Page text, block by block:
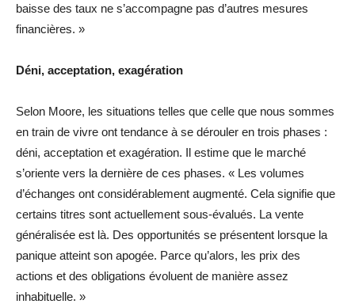
baisse des taux ne s’accompagne pas d’autres mesures
financières. »
Déni, acceptation, exagération
Selon Moore, les situations telles que celle que nous sommes
en train de vivre ont tendance à se dérouler en trois phases :
déni, acceptation et exagération. Il estime que le marché
s’oriente vers la dernière de ces phases. « Les volumes
d’échanges ont considérablement augmenté. Cela signifie que
certains titres sont actuellement sous-évalués. La vente
généralisée est là. Des opportunités se présentent lorsque la
panique atteint son apogée. Parce qu’alors, les prix des
actions et des obligations évoluent de manière assez
inhabituelle. »